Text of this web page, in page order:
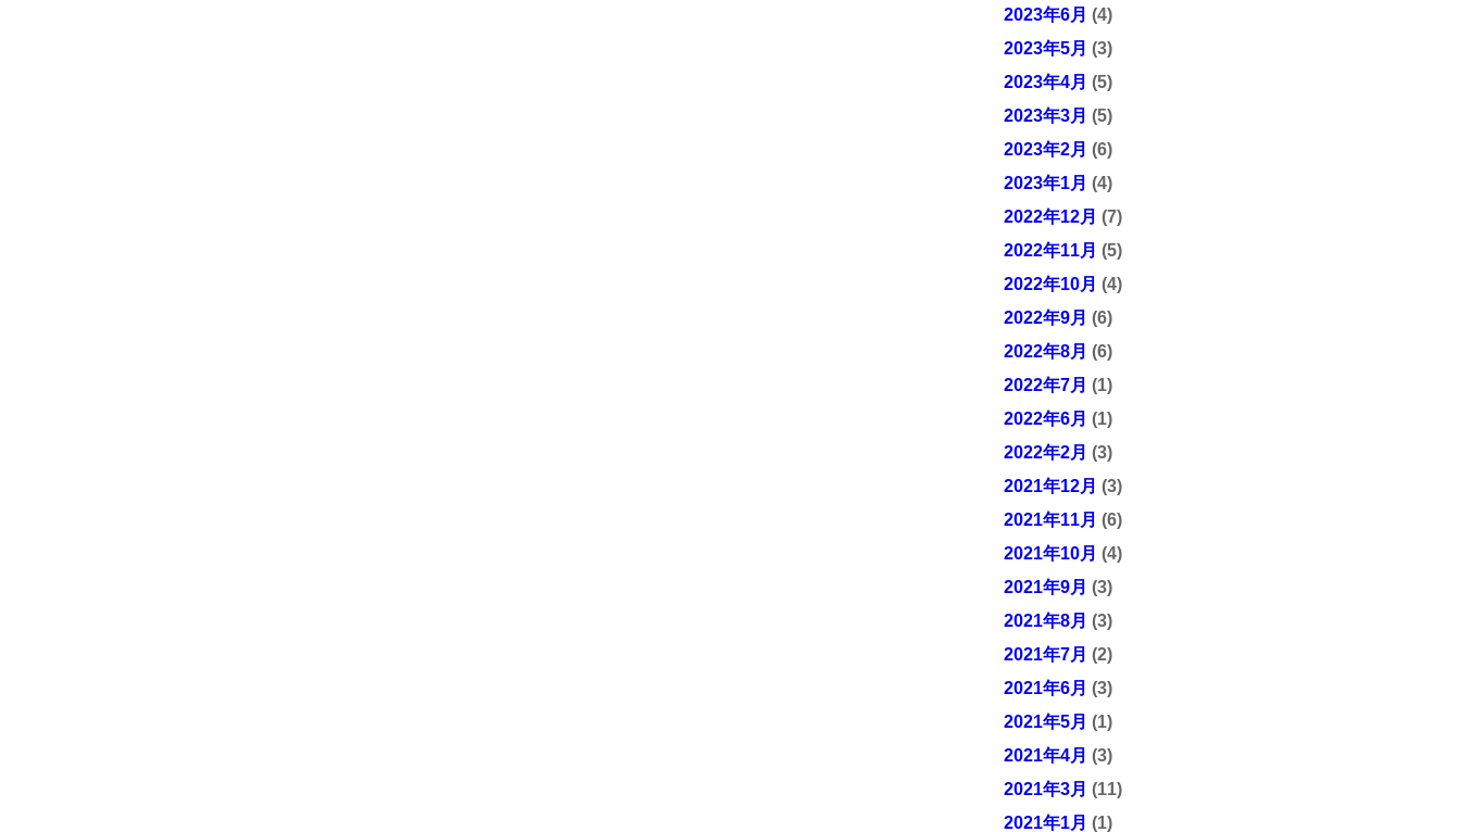
2023年6月 (4)
2023年5月 (3)
2023年4月 (5)
2023年3月 (5)
2023年2月 (6)
2023年1月 (4)
2022年12月 (7)
2022年11月 (5)
2022年10月 (4)
2022年9月 (6)
2022年8月 (6)
2022年7月 (1)
2022年6月 (1)
2022年2月 (3)
2021年12月 (3)
2021年11月 (6)
2021年10月 (4)
2021年9月 (3)
2021年8月 (3)
2021年7月 (2)
2021年6月 (3)
2021年5月 (1)
2021年4月 (3)
2021年3月 (11)
2021年1月 (1)